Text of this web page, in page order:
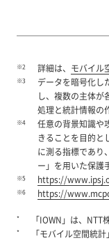
※2 詳細は、 モバイル
※3
データを暗号化し
し、複数の主体が
処理と統計情報の
※4
任意の背景知識や
きることを目的と
に測る指標であり
ー」を用いた保護
※5 https://
※6 https://
* 「IOWN」は、NTT
* 「モバイル空間統